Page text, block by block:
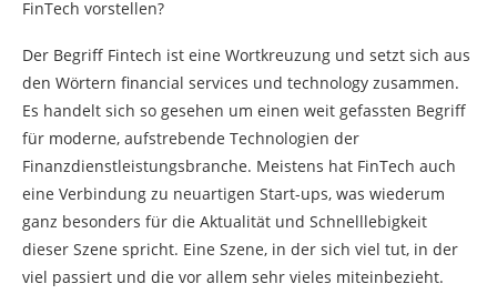
FinTech vorstellen?
Der Begriff Fintech ist eine Wortkreuzung und setzt sich aus
den Wörtern financial services und technology zusammen.
Es handelt sich so gesehen um einen weit gefassten Begriff
für moderne, aufstrebende Technologien der
Finanzdienstleistungsbranche. Meistens hat FinTech auch
eine Verbindung zu neuartigen Start-ups, was wiederum
ganz besonders für die Aktualität und Schnelllebigkeit
dieser Szene spricht. Eine Szene, in der sich viel tut, in der
viel passiert und die vor allem sehr vieles miteinbezieht.